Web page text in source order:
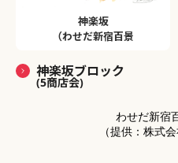
神楽坂
（わせだ新宿百景
神楽坂ブロック
(5商店会)
わせだ新宿
（提供：株式